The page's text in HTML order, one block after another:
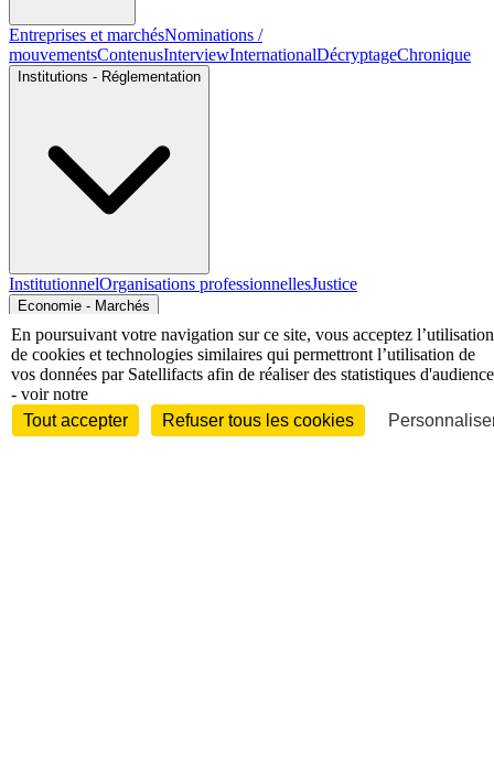
Entreprises et marchésNominations /
mouvementsContenusInterviewInternationalDécryptageChronique
Institutions - Réglementation
InstitutionnelOrganisations professionnellesJustice
Economie - Marchés
En poursuivant votre navigation sur ce site, vous acceptez l’utilisation
de cookies et technologies similaires qui permettront l’utilisation de
vos données par Satellifacts afin de réaliser des statistiques d'audience
- voir notre
Tout accepter
Refuser tous les cookies